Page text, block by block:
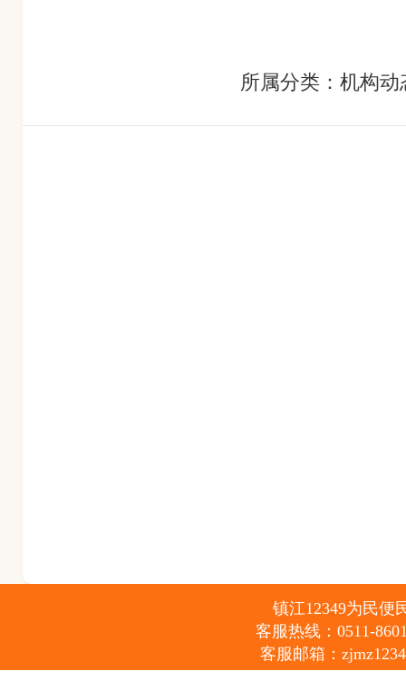
所属分类：机构
镇江12349为民便
客服热线：0511-
客服邮箱：